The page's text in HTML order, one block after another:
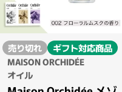
売り切れ
ギフト対応商品
MAISON ORCHIDÉE
オイル